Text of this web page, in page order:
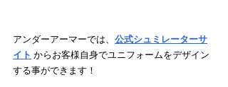
アンダーアーマーでは、 公式シュミレーターサ
イト からお客様自身でユニフォームをデザイン
する事ができます！